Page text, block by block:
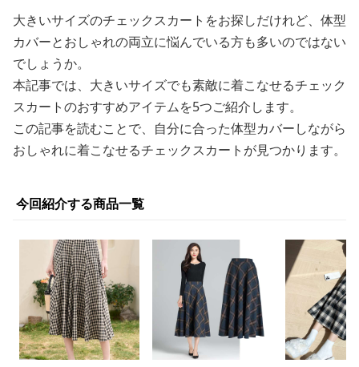
大きいサイズのチェックスカートをお探しだけれど、体型
カバーとおしゃれの両立に悩んでいる方も多いのではない
でしょうか。
本記事では、大きいサイズでも素敵に着こなせるチェック
スカートのおすすめアイテムを5つご紹介します。
この記事を読むことで、自分に合った体型カバーしながら
おしゃれに着こなせるチェックスカートが見つかります。
今回紹介する商品一覧